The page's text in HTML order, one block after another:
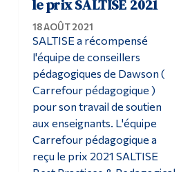
le prix SALTISE 2021
18 AOÛT 2021
SALTISE a récompensé
l'équipe de conseillers
pédagogiques de Dawson (
Carrefour pédagogique )
pour son travail de soutien
aux enseignants. L'équipe
Carrefour pédagogique a
reçu le prix 2021 SALTISE